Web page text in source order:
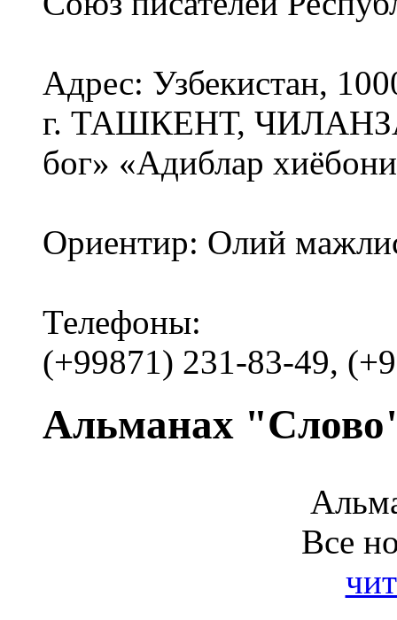
Адрес: Узбекистан,
г. ТАШКЕНТ,
бог» «Адиблар
Ориентир: Олий
Телефоны:
(+99871) 231-83-49,
Альманах
Все